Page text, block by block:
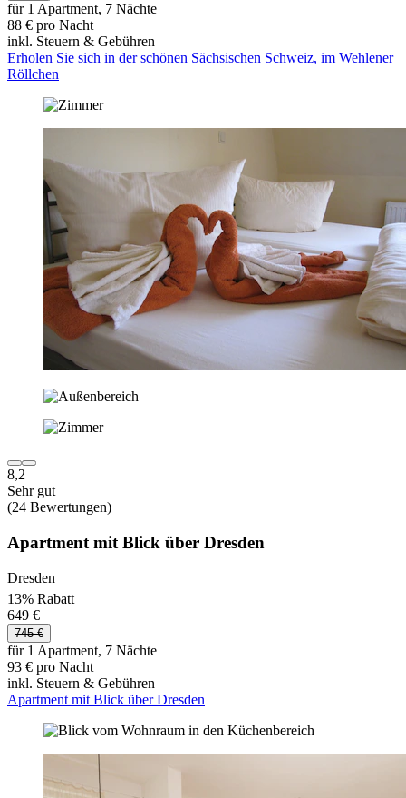
für 1 Apartment, 7 Nächte
88 € pro Nacht
inkl. Steuern & Gebühren
Erholen Sie sich in der schönen Sächsischen Schweiz, im Wehlener
Röllchen
8,2
Sehr gut
(24 Bewertungen)
Apartment mit Blick über Dresden
Dresden
13% Rabatt
649 €
745 €
für 1 Apartment, 7 Nächte
93 € pro Nacht
inkl. Steuern & Gebühren
Apartment mit Blick über Dresden